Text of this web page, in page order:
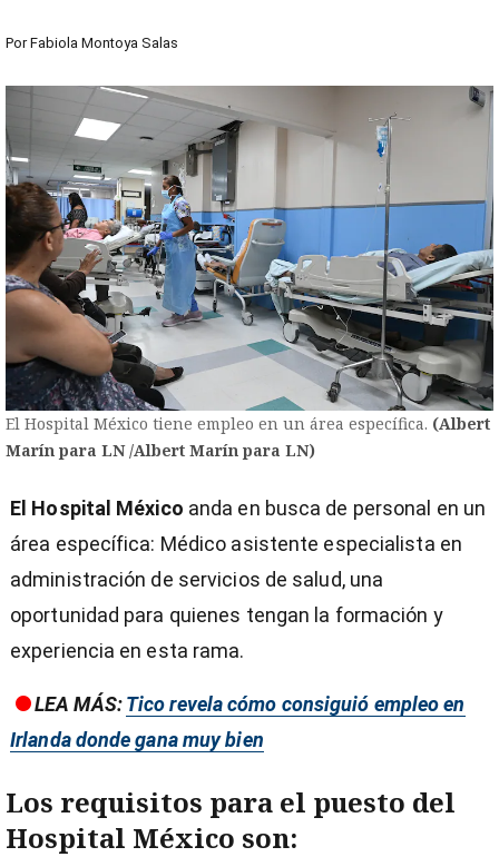
Por Fabiola Montoya Salas
El Hospital México tiene empleo en un área específica. (Albert
Marín para LN /Albert Marín para LN)
El Hospital México anda en busca de personal en un
área específica: Médico asistente especialista en
administración de servicios de salud, una
oportunidad para quienes tengan la formación y
experiencia en esta rama.
LEA MÁS:Tico revela cómo consiguió empleo en
Irlanda donde gana muy bien
Los requisitos para el puesto del
Hospital México son: